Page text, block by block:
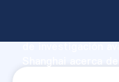
de investigación